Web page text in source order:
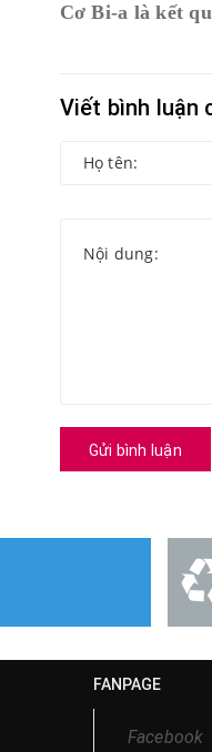
Cơ Bi-a là kết
Viết bình luận
Gửi bình luận
FANPAGE
Facebook